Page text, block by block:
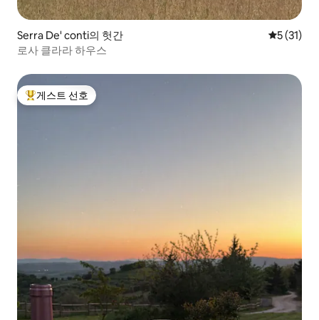
Serra De' conti의 헛간 평점 5점
5 (31)
로사 클라라 하우스
상위 게스트 선호
게스트 선호